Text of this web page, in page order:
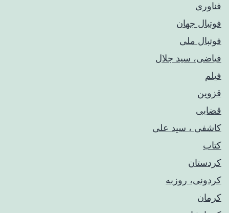
فناوری
فوتبال جهان
فوتبال ملی
فیاضی، سید جلال
فیلم
قزوین
قضایی
کاشفی ، سید علی
کتاب
کردستان
کردونی، روزبه
کرمان